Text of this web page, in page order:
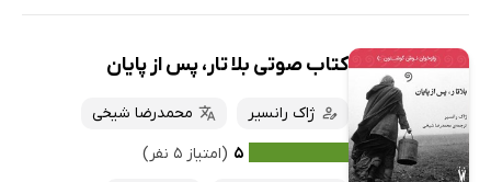
کتاب صوتی بلا تار، پس از پایان
ژاک رانسیر
محمدرضا شیخی
۵ (امتیاز ۵ نفر)